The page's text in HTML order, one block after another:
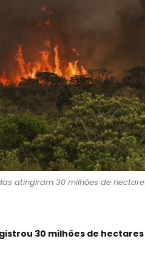
atingiram 30 milhões de
30 milhões de